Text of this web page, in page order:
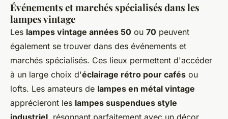
Événements et marchés spécialisés dans les
lampes vintage
Les lampes vintage années 50 ou 70 peuvent
également se trouver dans des événements et
marchés spécialisés. Ces lieux permettent d'accéder
à un large choix d'éclairage rétro pour cafés ou
lofts. Les amateurs de lampes en métal vintage
apprécieront les lampes suspendues style
industriel , résonnant parfaitement avec un décor